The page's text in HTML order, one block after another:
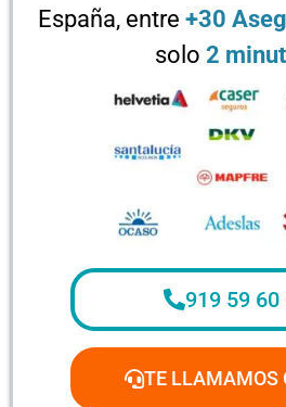
España, entre +30
solo 2
919 59 60
TE LLAMAMOS